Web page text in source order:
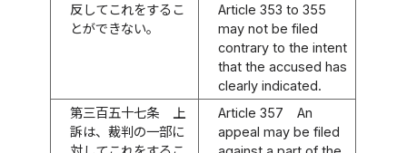
反してこれをするこ
とができない。
Article 353 to 355
may not be filed
contrary to the intent
that the accused has
clearly indicated.
第三百五十七条
上
訴は、裁判の一部に
Article 357
An
appeal may be filed